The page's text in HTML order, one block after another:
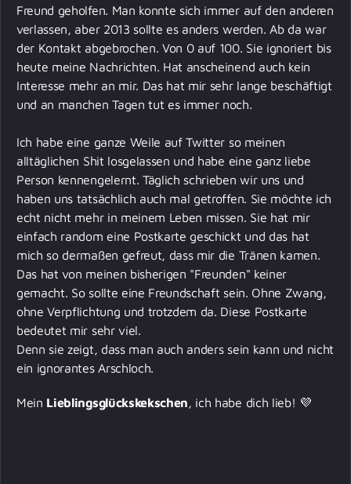
Freund geholfen. Man konnte sich immer auf den anderen
verlassen, aber 2013 sollte es anders werden. Ab da war
der Kontakt abgebrochen. Von 0 auf 100. Sie ignoriert bis
heute meine Nachrichten. Hat anscheinend auch kein
Interesse mehr an mir. Das hat mir sehr lange beschäftigt
und an manchen Tagen tut es immer noch.
Ich habe eine ganze Weile auf Twitter so meinen
alltäglichen Shit losgelassen und habe eine ganz liebe
Person kennengelernt. Täglich schrieben wir uns und
haben uns tatsächlich auch mal getroffen. Sie möchte ich
echt nicht mehr in meinem Leben missen. Sie hat mir
einfach random eine Postkarte geschickt und das hat
mich so dermaßen gefreut, dass mir die Tränen kamen.
Das hat von meinen bisherigen "Freunden" keiner
gemacht. So sollte eine Freundschaft sein. Ohne Zwang,
ohne Verpflichtung und trotzdem da. Diese Postkarte
bedeutet mir sehr viel.
Denn sie zeigt, dass man auch anders sein kann und nicht
ein ignorantes Arschloch.
Mein Lieblingsglückskekschen, ich habe dich lieb! 💜